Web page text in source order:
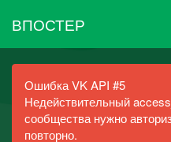
ВПОСТЕР
Ошибка VK API #5
Недействительный
сообщества нужно
повторно.